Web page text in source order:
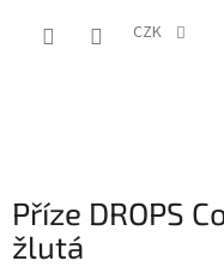
CZK
Příze DROPS
žlutá